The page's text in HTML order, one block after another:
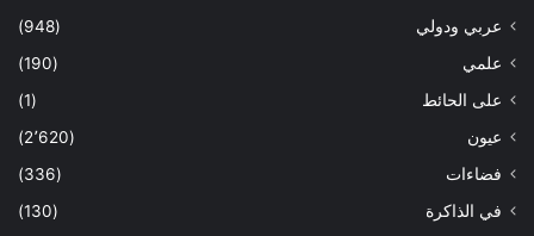
عربي ودولي
(948)
علمي
(190)
على الحائط
(1)
عيون
(2٬620)
فضاءات
(336)
في الذاكرة
(130)